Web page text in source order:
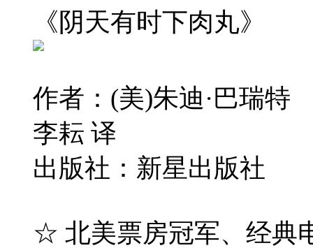
《阴天有时下肉丸》
作者：(美)朱迪·巴瑞特
李耘 译
出版社：新星出版社
☆ 北美票房冠军、经典